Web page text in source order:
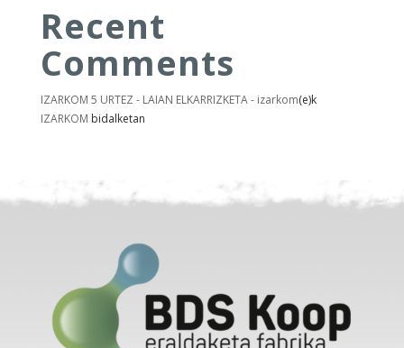
Recent
Comments
IZARKOM 5 URTEZ - LAIAN ELKARRIZKETA - izarkom(e)k
IZARKOM bidalketan